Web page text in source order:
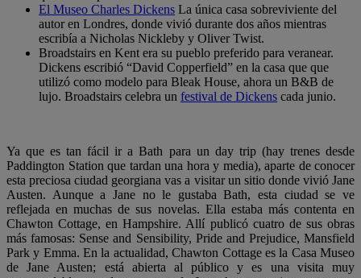
El Museo Charles Dickens La única casa sobreviviente del
autor en Londres, donde vivió durante dos años mientras
escribía a Nicholas Nickleby y Oliver Twist.
Broadstairs en Kent era su pueblo preferido para veranear.
Dickens escribió “David Copperfield” en la casa que que
utilizó como modelo para Bleak House, ahora un B&B de
lujo. Broadstairs celebra un festival de Dickens cada junio.
Ya que es tan fácil ir a Bath para un day trip (hay trenes desde
Paddington Station que tardan una hora y media), aparte de conocer
esta preciosa ciudad georgiana vas a visitar un sitio donde vivió Jane
Austen. Aunque a Jane no le gustaba Bath, esta ciudad se ve
reflejada en muchas de sus novelas. Ella estaba más contenta en
Chawton Cottage, en Hampshire. Allí publicó cuatro de sus obras
más famosas: Sense and Sensibility, Pride and Prejudice, Mansfield
Park y Emma. En la actualidad, Chawton Cottage es la Casa Museo
de Jane Austen; está abierta al público y es una visita muy